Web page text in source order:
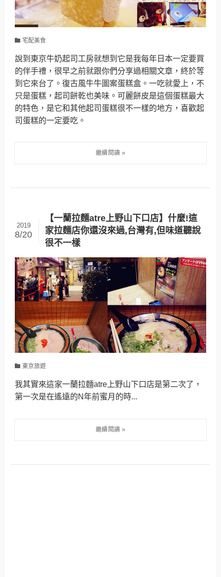
宅配美食
說到東京牛奶起司工房就想到它是我每年日本一定要買
的伴手禮，很早之前就跟你們分享過相關文章，終於等
到它來台了。復古風牛牛圖案蛋糕盒。一吃就愛上，不
只是蛋糕，起司餅乾也美味。可麗餅皮是這個蛋糕最大
的特色，是它和其他起司蛋糕很不一樣的地方，喜歡起
司蛋糕的一定要吃。
【一蘭拉麵atre上野山下口店】什麼!這
家拉麵店你還沒來過,台灣有,但味道聽說
很不一樣
2019
8/20
東京旅遊
我其實來這家一蘭拉麵atre上野山下口店是第二次了，
第一次是在遙遠的N年前蜜月的時...